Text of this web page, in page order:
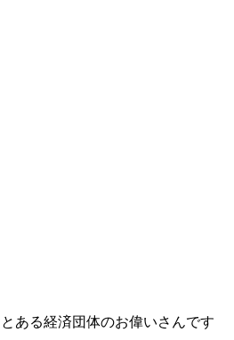
ある経済団体のお偉いさんです